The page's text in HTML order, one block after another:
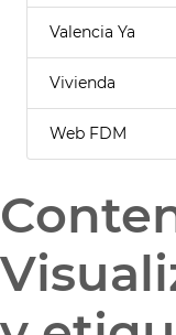
Valencia Ya
Vivienda
Web FDM